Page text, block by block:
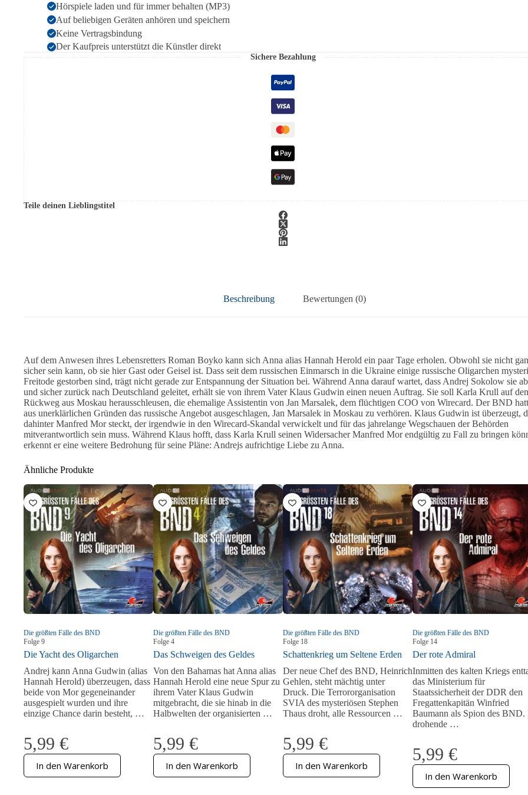
Hörspiele laden und für immer behalten (MP3)
Auf beliebigen Geräten anhören und speichern
Keine Vertragsbindung
Der Kaufpreis unterstützt die Künstler direkt
Sichere Bezahlung
Teile deinen Lieblingstitel
Beschreibung Bewertungen (0)
Auf dem Anwesen ihres Lebensretters Roman Boyko kann sich Anna alias Hannah Herold ein paar Tage erholen. Obwohl sie nicht
sicher sein kann, ob sie hier Gast oder Geisel ist. Dass seit dem russischen Einmarsch in die Ukraine einige russische Oligarchen
Freitode gestorben sind, trägt nicht gerade zur Entspannung der Situation bei. Während Anna darauf wartet, dass Andrej Sokolow sie
und sicher zurück nach Deutschland geleitet, erhält sie von ihrem Vater Klaus Gudwin einen neuen Auftrag. Sie soll Karla Krull auf
Rückweg aus Moskau herausschleusen, die ehemalige Assistentin von Jan Marsalek, dem flüchtigen COO von Wirecard. Der BND
aus unerklärlichen Gründen das russische Angebot ausgeschlagen, Jan Marsalek in Moskau zu verhören. Klaus Gudwin ist überzeugt,
dahinter Manfred Mor steckt, der irgendwie in den Wirecard-Skandal verwickelt und für das jahrelange Wegschauen der Behörden
mitverantwortlich sein muss. Während Klaus hofft, dass Karla Krull seinen Widersacher Manfred Mor endgültig zu Fall zu bringen
erkennt er eine weitere Bedrohung für seine Pläne: Andrejs aufrichtige Liebe zu Anna.
Ähnliche Produkte
Die größten Fälle des BND
Folge 9
Die Yacht des Oligarchen
Andrej kann Anna Gudwin (alias
Hannah Herold) überzeugen, dass
beide von Mor gegeneinander
ausgespielt wurden und ihre
einzige Chance darin besteht, …
5,99 €
In den Warenkorb
Die größten Fälle des BND
Folge 4
Das Schweigen des Geldes
Von den Bahamas hat Anna alias
Hannah Herold eine neue Spur zu
ihrem Vater Klaus Gudwin
mitgebracht, die sie hinab in die
Halbwelten der organisierten …
5,99 €
In den Warenkorb
Die größten Fälle des BND
Folge 18
Schattenkrieg um Seltene Erden
Der neue Chef des BND, Heinrich
Gehlen, steht mächtig unter
Druck. Die Terrororganisation
SVIA des mysteriösen Stephen
Thaus droht, alle Ressourcen …
5,99 €
In den Warenkorb
Die größten Fälle des BND
Folge 14
Der rote Admiral
Inmitten des kalten Kriegs
das Ministerium für
Staatssicherheit der DDR den
Fregattenkapitän Winfried
Baumann als Spion des BND.
drohende …
5,99 €
In den Warenkorb